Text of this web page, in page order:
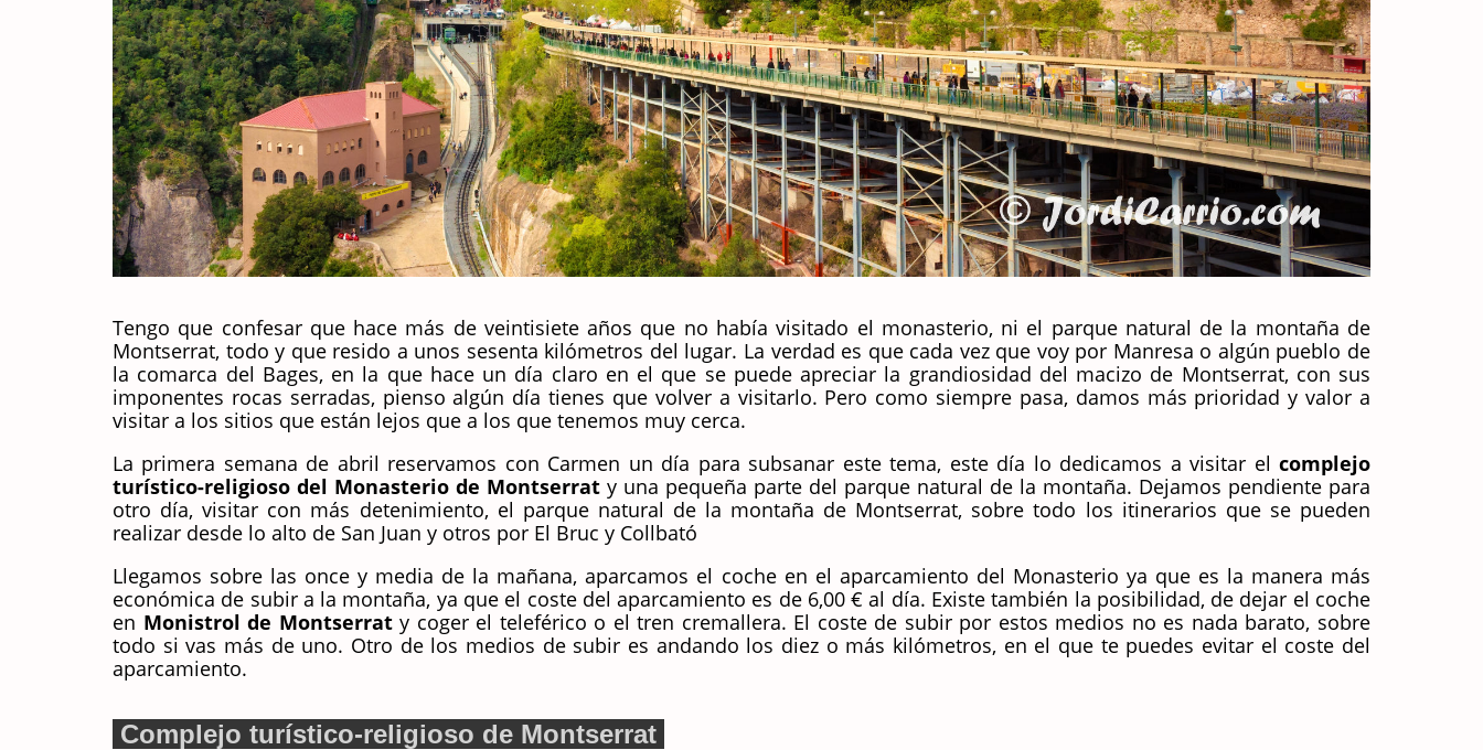
Tengo que confesar que hace más de veintisiete años que no había visitado el monasterio, ni el parque natural de la montaña de
Montserrat, todo y que resido a unos sesenta kilómetros del lugar. La verdad es que cada vez que voy por Manresa o algún pueblo de
la comarca del Bages, en la que hace un día claro en el que se puede apreciar la grandiosidad del macizo de Montserrat, con sus
imponentes rocas serradas, pienso algún día tienes que volver a visitarlo. Pero como siempre pasa, damos más prioridad y valor a
visitar a los sitios que están lejos que a los que tenemos muy cerca.
La primera semana de abril reservamos con Carmen un día para subsanar este tema, este día lo dedicamos a visitar el complejo
turístico-religioso del Monasterio de Montserrat y una pequeña parte del parque natural de la montaña. Dejamos pendiente para
otro día, visitar con más detenimiento, el parque natural de la montaña de Montserrat, sobre todo los itinerarios que se pueden
realizar desde lo alto de San Juan y otros por El Bruc y Collbató
Llegamos sobre las once y media de la mañana, aparcamos el coche en el aparcamiento del Monasterio ya que es la manera más
económica de subir a la montaña, ya que el coste del aparcamiento es de 6,00 € al día. Existe también la posibilidad, de dejar el coche
en Monistrol de Montserraty coger el teleférico o el tren cremallera. El coste de subir por estos medios no es nada barato, sobre
todo si vas más de uno. Otro de los medios de subir es andando los diez o más kilómetros, en el que te puedes evitar el coste del
aparcamiento.
Complejo turístico-religioso de Montserrat